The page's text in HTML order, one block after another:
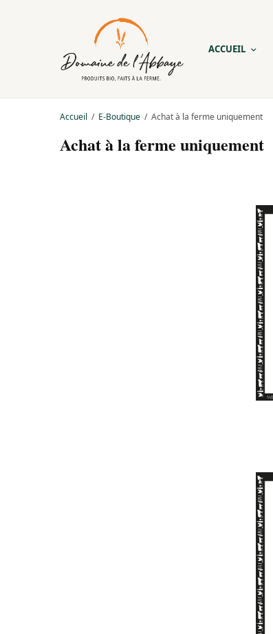
ACCUEIL
Accueil / E-Boutique / Achat à la ferme uniquement
Achat à la ferme uniquement